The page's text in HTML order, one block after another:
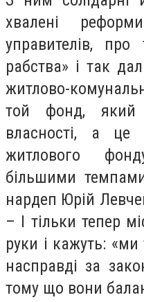
хвалені
управителів,
рабства» і так
житлово-
той фонд, який
власності, а це
житлового
більшими
нардеп Юрій
– І тільки тепер
руки і кажуть:
насправді за
тому що вони